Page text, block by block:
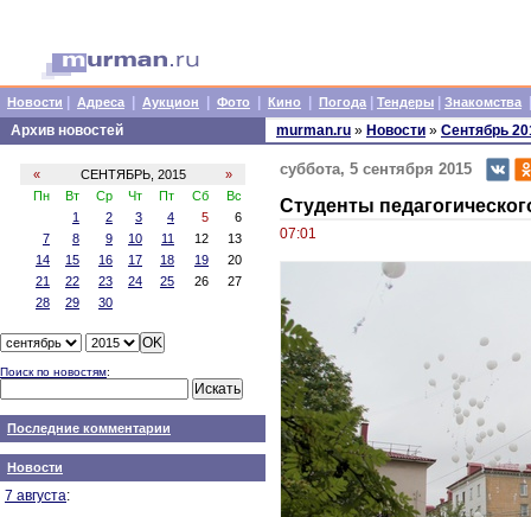
Новости Адреса Аукцион Фото Кино Погода Тендеры Знакомства
Архив новостей
« СЕНТЯБРЬ, 2015
»
Пн
Вт Ср Чт Пт Сб
Вс
1
2 3 4 5
6
7
8 9 10 11 12
13
14
15 16 17 18 19
20
21
22 23 24 25 26
27
28
29 30
Поиск по новостям:
Последние комментарии
Новости
7 августа:
murman.ru » Новости » Сентябрь
суббота, 5 сентября 2015
Студенты
07:01